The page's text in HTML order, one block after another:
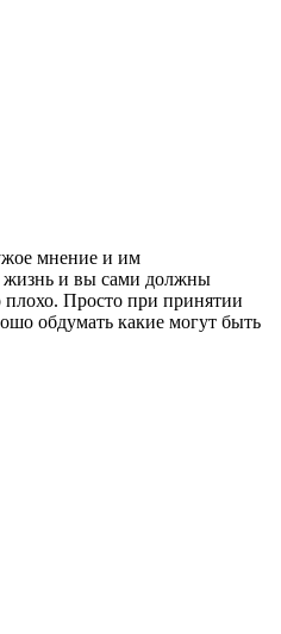
мнение и им
жизнь и вы сами должны
плохо. Просто при принятии
обдумать какие могут быть